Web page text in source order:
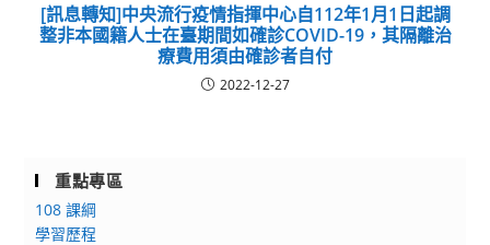
[訊息轉知]中央流行疫情指揮中心自112年1月1日起調
整非本國籍人士在臺期間如確診COVID-19，其隔離治
療費用須由確診者自付
2022-12-27
重點專區
108 課綱
學習歷程